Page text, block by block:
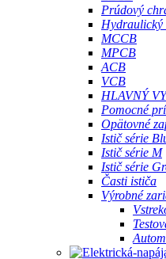
Prúdový
Hydraulický
MCCB
MPCB
ACB
VCB
HLAVNÝ
Pomocné
Opätovné
Istič série
Istič série M
Istič série
Časti ističa
Výrobné